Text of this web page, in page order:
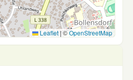
Leaflet|©OpenStreetMap